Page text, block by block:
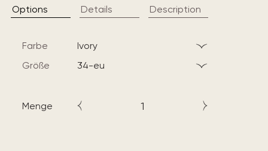
Options Details Description
Farbe
ivory
Größe
34-eu
Menge